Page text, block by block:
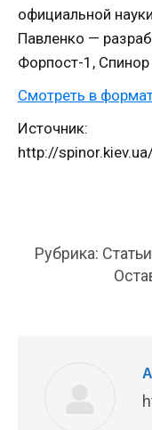
официальной
Павленко —
Форпост-1, Спинор
Смотреть в
Источник:
http://
Рубрика: Статьи